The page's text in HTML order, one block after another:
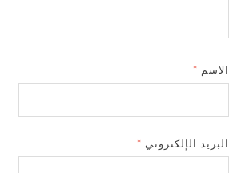
الاسم *
البريد الإلكتروني *